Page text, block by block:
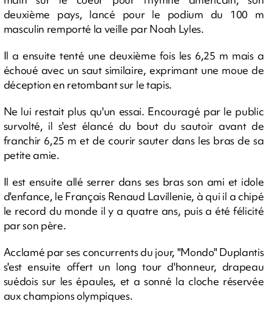
deuxième pays, lancé pour le podium du 100 m
masculin remporté la veille par Noah Lyles.
Il a ensuite tenté une deuxième fois les 6,25 m mais a
échoué avec un saut similaire, exprimant une moue de
déception en retombant sur le tapis.
Ne lui restait plus qu'un essai. Encouragé par le public
survolté, il s'est élancé du bout du sautoir avant de
franchir 6,25 m et de courir sauter dans les bras de sa
petite amie.
Il est ensuite allé serrer dans ses bras son ami et idole
d'enfance, le Français Renaud Lavillenie, à qui il a chipé
le record du monde il y a quatre ans, puis a été félicité
par son père.
Acclamé par ses concurrents du jour, "Mondo" Duplantis
s'est ensuite offert un long tour d'honneur, drapeau
suédois sur les épaules, et a sonné la cloche réservée
aux champions olympiques.